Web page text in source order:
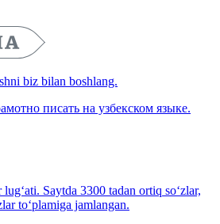
biz bilan boshlang.
писать на узбекском языке.
Saytda 3300 tadan ortiq so‘zlar,
to‘plamiga jamlangan.